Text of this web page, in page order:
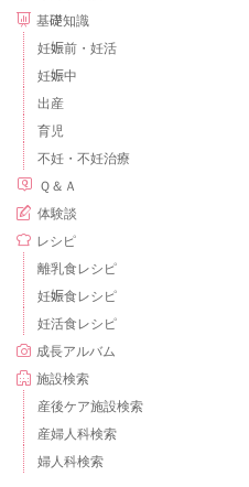
基礎知識
妊娠前・妊活
妊娠中
出産
育児
不妊・不妊治療
Ｑ＆Ａ
体験談
レシピ
離乳食レシピ
妊娠食レシピ
妊活食レシピ
成長アルバム
施設検索
産後ケア施設検索
産婦人科検索
婦人科検索